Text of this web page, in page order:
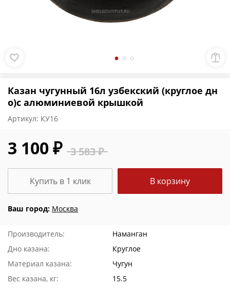
Казан чугунный 16л узбекский (круглое дн
о)с алюминиевой крышкой
Артикул: КУ16
3 583 ₽
3 100 ₽
Ваш город: Москва
В корзину
Купить в 1 клик
Производитель:
Наманган
Дно казана:
Круглое
Материал казана:
Чугун
Вес казана, кг:
15.5